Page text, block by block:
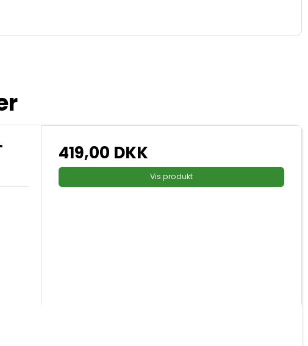
419,00 DKK
Vis produkt